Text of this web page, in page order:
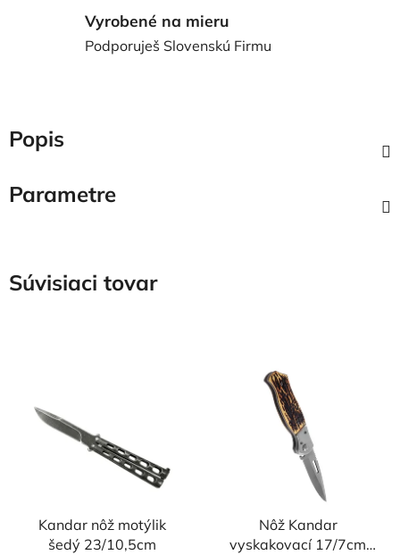
Vyrobené na mieru
Podporuješ Slovenskú Firmu
Popis
Parametre
Súvisiaci tovar
Kandar nôž motýlik
šedý 23/10,5cm
Nôž Kandar
vyskakovací 17/7cm